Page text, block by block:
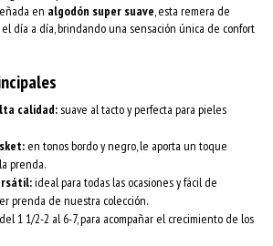
en algodón super suave , esta remera de
día a día, brindando una sensación única de confort
calidad: suave al tacto y perfecta para pieles
en tonos bordo y negro, le aporta un toque
prenda.
ideal para todas las ocasiones y fácil de
prenda de nuestra colección.
del 1 1/2-2 al 6-7, para acompañar el crecimiento de los